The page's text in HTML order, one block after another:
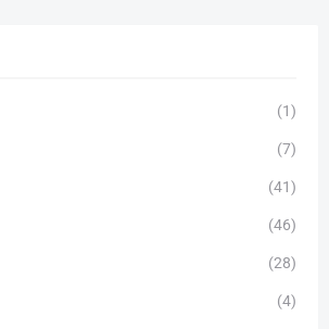
(1)
(7)
(41)
(46)
(28)
(4)